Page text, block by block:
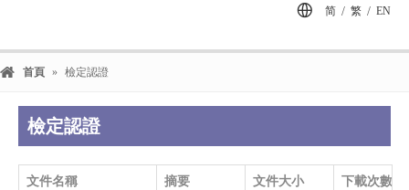
简 / 繁 / EN
首頁 » 檢定認證
檢定認證
文件名稱 摘要 文件大小 下載次數